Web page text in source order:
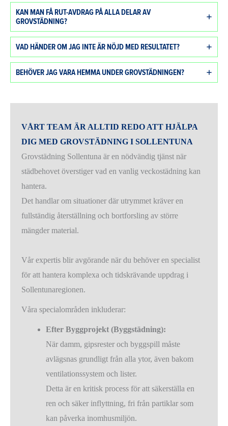
KAN MAN FÅ RUT-AVDRAG PÅ ALLA DELAR AV
GROVSTÄDNING?
VAD HÄNDER OM JAG INTE ÄR NÖJD MED RESULTATET?
BEHÖVER JAG VARA HEMMA UNDER GROVSTÄDNINGEN?
VÅRT TEAM ÄR ALLTID REDO ATT HJÄLPA
DIG MED GROVSTÄDNING I SOLLENTUNA
Grovstädning Sollentuna är en nödvändig tjänst när
städbehovet överstiger vad en vanlig veckostädning kan
hantera.
Det handlar om situationer där utrymmet kräver en
fullständig återställning och bortforsling av större
mängder material.
Vår expertis blir avgörande när du behöver en specialist
för att hantera komplexa och tidskrävande uppdrag i
Sollentunaregionen.
Våra specialområden inkluderar:
Efter Byggprojekt (Byggstädning):
När damm, gipsrester och byggspill måste
avlägsnas grundligt från alla ytor, även bakom
ventilationssystem och lister.
Detta är en kritisk process för att säkerställa en
ren och säker inflyttning, fri från partiklar som
kan påverka inomhusmiljön.